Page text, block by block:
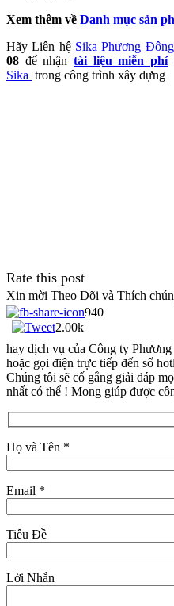
Xem thêm về Danh mục sản
Hãy Liên hệ Sika Phương Đông
08 để nhậntài liệu miễn phí
Sika trong công trình xây dựng
Rate this post
Xin mời Theo Dõi và Thích
940
2.00k
hay dịch vụ của Công ty
hoặc gọi điện trực tiếp đến số
Chúng tôi sẽ cố gắng giải đáp
nhất có thể ! Mong giúp được
Họ và Tên *
Email *
Tiêu Đề
Lời Nhắn